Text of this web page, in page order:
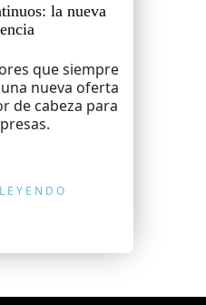
la nueva
que siempre
nueva oferta
de cabeza para